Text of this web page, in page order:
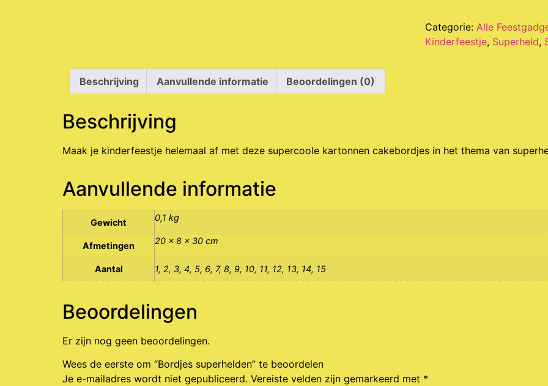
Categorie: Alle
Kinderfeestje, Superheld,
Beschrijving Aanvullende informatie Beoordelingen (0)
Beschrijving
Maak je kinderfeestje helemaal af met deze supercoole kartonnen cakebordjes in het thema van
Aanvullende informatie
Gewicht 0,1 kg
Afmetingen 20 × 8 × 30 cm
Aantal 1, 2, 3, 4, 5, 6, 7, 8, 9, 10, 11, 12, 13, 14, 15
Beoordelingen
Er zijn nog geen beoordelingen.
Wees de eerste om “Bordjes superhelden” te beoordelen
Je e-mailadres wordt niet gepubliceerd. Vereiste velden zijn gemarkeerd met *